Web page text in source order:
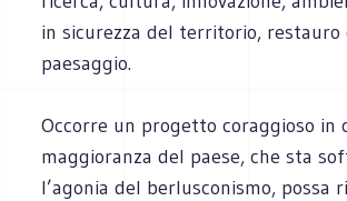
in sicurezza del territorio, restauro
paesaggio.
Occorre un progetto coraggioso in
maggioranza del paese, che sta
l’agonia del berlusconismo, possa